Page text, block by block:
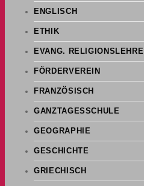
ENGLISCH
ETHIK
EVANG. RELIGIONSLEHRE
FÖRDERVEREIN
FRANZÖSISCH
GANZTAGESSCHULE
GEOGRAPHIE
GESCHICHTE
GRIECHISCH